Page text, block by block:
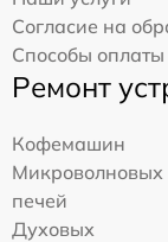
Согласие на
Способы оплаты
Ремонт
Кофемашин
Микроволновых
печей
Духовых